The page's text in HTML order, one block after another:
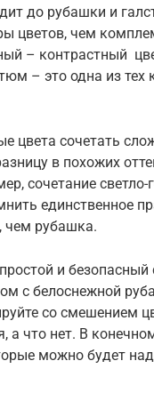
до рубашки и
цветов, чем
– контрастный
– это одна из
цвета сочетать
в похожих
сочетание
единственное
чем рубашка.
и
с белоснежной
со смешением
а что нет. В
можно будет